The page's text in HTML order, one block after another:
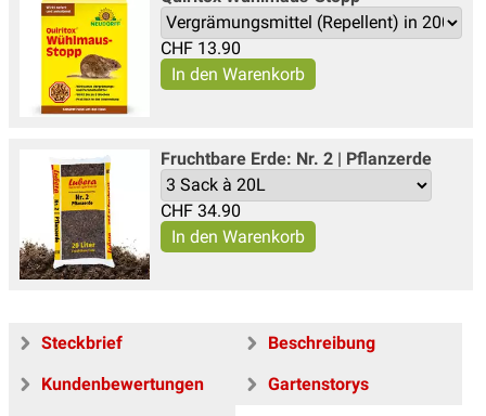
CHF 13.90
Fruchtbare Erde: Nr. 2 | Pflanzerde
CHF 34.90
Steckbrief
Beschreibung
Kundenbewertungen
Gartenstorys